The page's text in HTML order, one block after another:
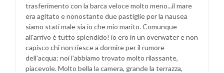
trasferimento con la barca veloce molto meno...il mare
era agitato e nonostante due pastiglie per la nausea
siamo stati male sia io che mio marito. Comunque
all'arrivo è tutto splendido! io ero in un overwater e non
capisco chi non riesce a dormire per il rumore
dell'acqua: noi l'abbiamo trovato molto rilassante,
piacevole. Molto bella la camera, grande la terrazza,